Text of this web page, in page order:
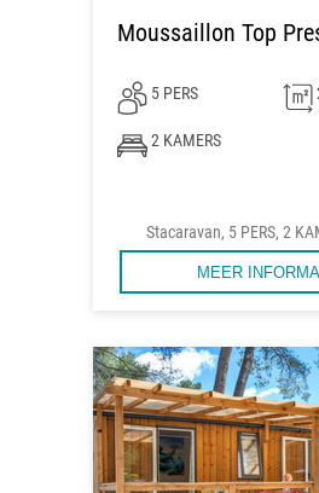
Moussaillon Top
5 PERS
2 KAMERS
Stacaravan, 5 PERS, 2
MEER